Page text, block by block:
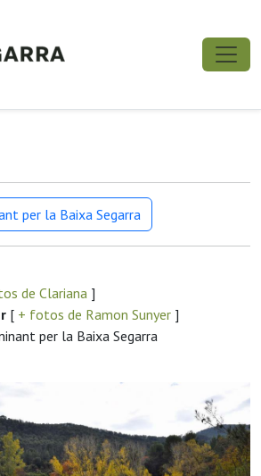
per la Baixa Segarra
de Clariana ]
[ + fotos de Ramon Sunyer ]
per la Baixa Segarra